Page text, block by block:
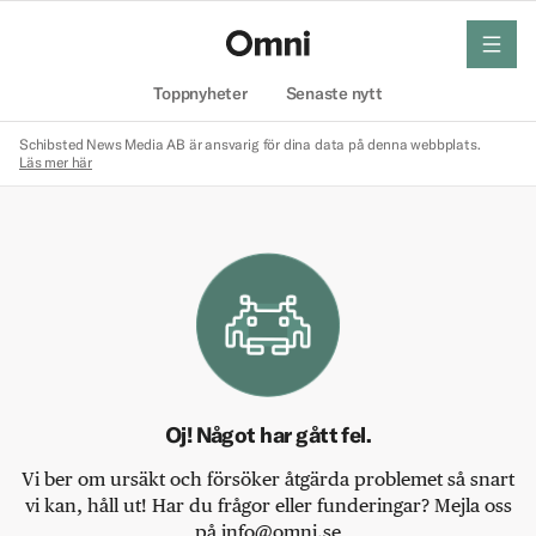
Toppnyheter Senaste nytt
meny
Schibsted News Media AB är ansvarig för dina data på denna webbplats.
Läs mer här
Oj! Något har gått fel.
Vi ber om ursäkt och försöker åtgärda problemet så snart
vi kan, håll ut! Har du frågor eller funderingar? Mejla oss